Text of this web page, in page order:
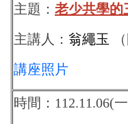
主題： 老少共學的
主講人： 翁繩玉
講座照片
時間：112.11.06(